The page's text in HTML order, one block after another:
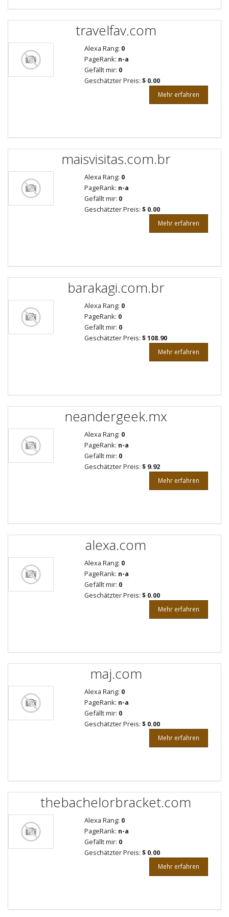
travelfav.com
Alexa Rang: 0
PageRank: n-a
Gefällt mir: 0
Geschätzter Preis: $ 0.00
Mehr erfahren
maisvisitas.com.br
Alexa Rang: 0
PageRank: n-a
Gefällt mir: 0
Geschätzter Preis: $ 0.00
Mehr erfahren
barakagi.com.br
Alexa Rang: 0
PageRank: 0
Gefällt mir: 0
Geschätzter Preis: $ 108.90
Mehr erfahren
neandergeek.mx
Alexa Rang: 0
PageRank: n-a
Gefällt mir: 0
Geschätzter Preis: $ 9.92
Mehr erfahren
alexa.com
Alexa Rang: 0
PageRank: n-a
Gefällt mir: 0
Geschätzter Preis: $ 0.00
Mehr erfahren
maj.com
Alexa Rang: 0
PageRank: n-a
Gefällt mir: 0
Geschätzter Preis: $ 0.00
Mehr erfahren
thebachelorbracket.com
Alexa Rang: 0
PageRank: n-a
Gefällt mir: 0
Geschätzter Preis: $ 0.00
Mehr erfahren